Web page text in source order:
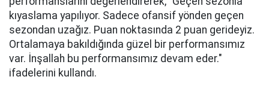
kıyaslama yapılıyor. Sadece ofansif yönden geçen
sezondan uzağız. Puan noktasında 2 puan gerideyiz.
Ortalamaya bakıldığında güzel bir performansımız
var. İnşallah bu performansımız devam eder."
ifadelerini kullandı.